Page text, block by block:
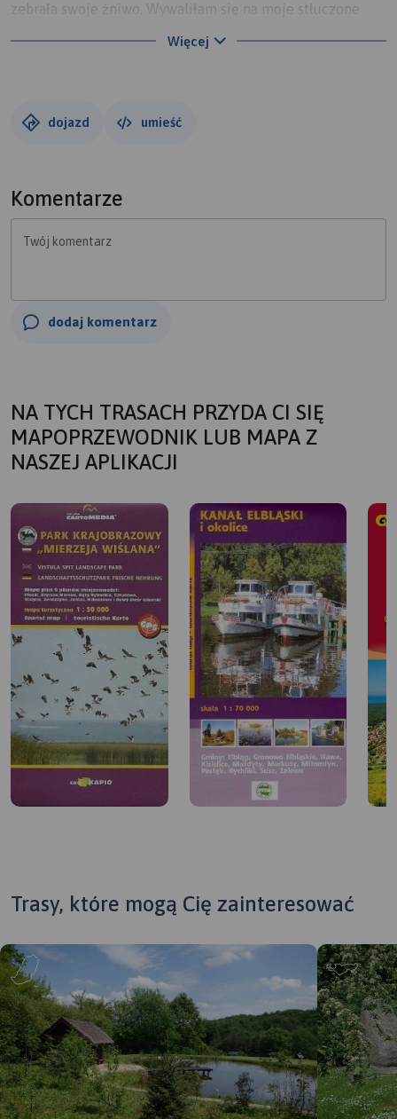
zebrała swoje żniwo. Wywaliłam się na moje stłuczone
Więcej
dojazd umieść
Komentarze
Twój komentarz
dodaj komentarz
NA TYCH TRASACH PRZYDA CI SIĘ
MAPOPRZEWODNIK LUB MAPA Z
NASZEJ APLIKACJI
MAPA TURYSTYCZNA W
APLIKACJI TRASEO
Trasy, które mogą Cię zainteresować